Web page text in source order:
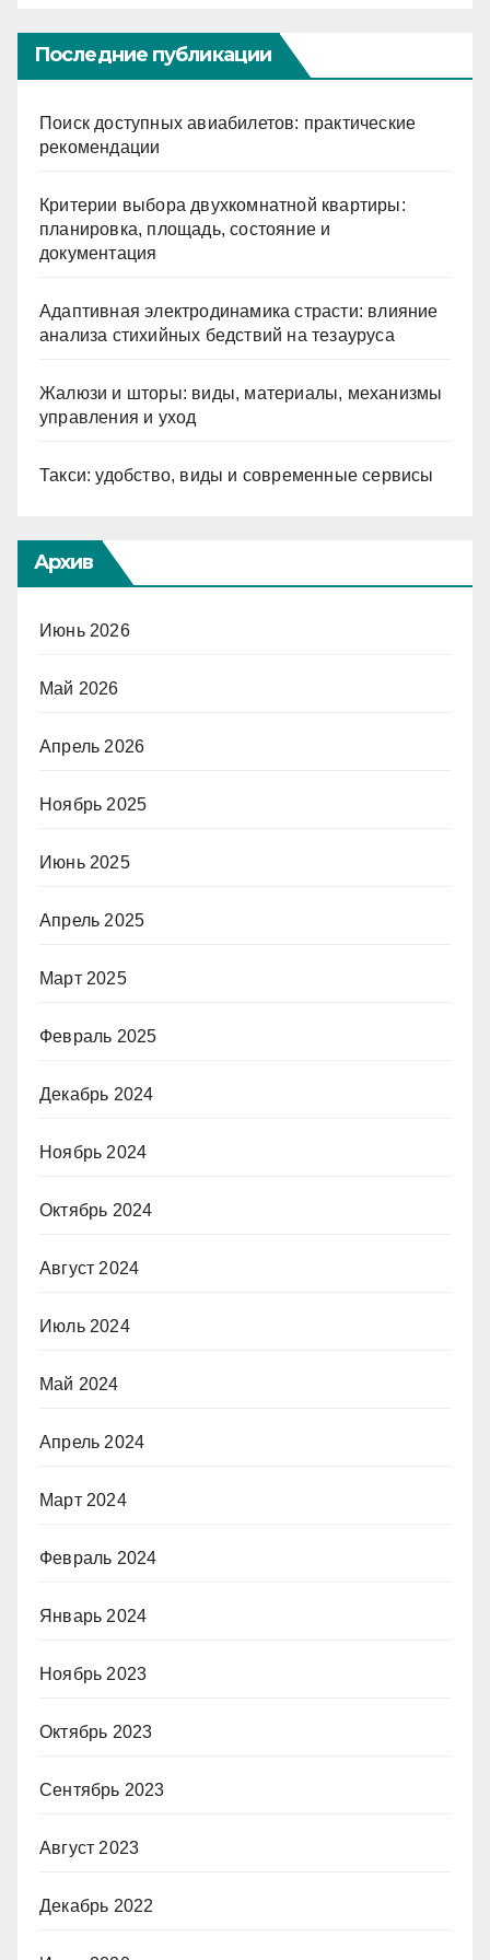
Последние публикации
Поиск доступных авиабилетов: практические
рекомендации
Критерии выбора двухкомнатной квартиры:
планировка, площадь, состояние и
документация
Адаптивная электродинамика страсти: влияние
анализа стихийных бедствий на тезауруса
Жалюзи и шторы: виды, материалы, механизмы
управления и уход
Такси: удобство, виды и современные сервисы
Архив
Июнь 2026
Май 2026
Апрель 2026
Ноябрь 2025
Июнь 2025
Апрель 2025
Март 2025
Февраль 2025
Декабрь 2024
Ноябрь 2024
Октябрь 2024
Август 2024
Июль 2024
Май 2024
Апрель 2024
Март 2024
Февраль 2024
Январь 2024
Ноябрь 2023
Октябрь 2023
Сентябрь 2023
Август 2023
Декабрь 2022